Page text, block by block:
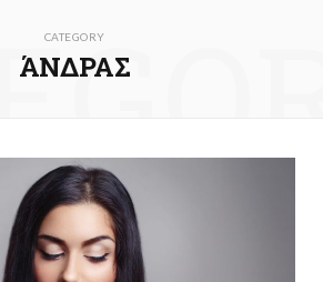
CATEGORY
ΆΝΔΡΑΣ